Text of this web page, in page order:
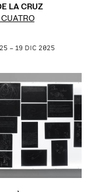
LA CRUZ
– 19 DIC 2025